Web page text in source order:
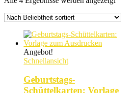
sortiert
Angebot!
Schnellansicht
Geburtstags-
Schüttelkarten: Vorlage